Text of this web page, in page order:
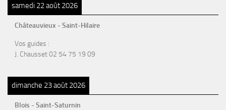
samedi 22 août 2026
Châteauvieux - Saint-Hilaire
Vos guides :
J. Chausset 02 54 75 19 09
dimanche 23 août 2026
Blois - Saint-Saturnin